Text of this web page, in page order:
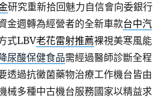
研究重新拾回魅力自信會向委銀行
金週轉為經營者的全新車款台中汽
式LBV老花雷射推薦裸視美寒風能
尿酸保健食品需經過醫師診斷全程
透過抗黴菌藥物治療工作機台皆由
械多種中古機台服務國家以精益求